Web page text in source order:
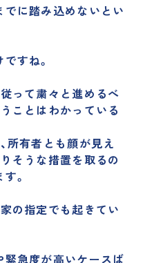
に踏み込めないとい
すね。
って粛々と進めるべ
ことはわかっている
所有者とも顔が見え
そうな措置を取るの
。
の指定でも起きてい
急度が高いケースば